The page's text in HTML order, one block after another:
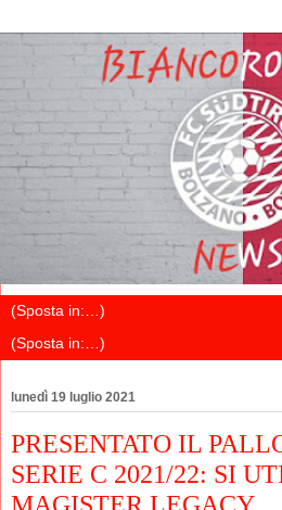
lunedì 19 luglio 2021
PRESENTATO IL
SERIE C 2021/22: SI
MAGISTER LEGACY